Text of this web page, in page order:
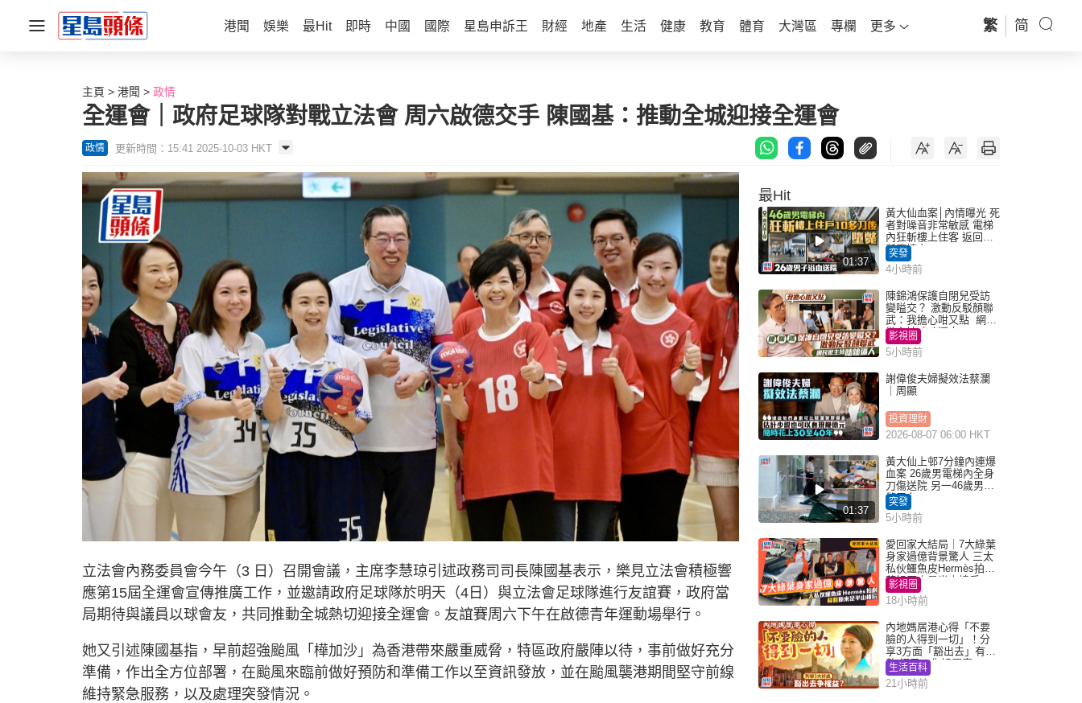
港聞 娛樂 最Hit 即時 中國 國際 星島申訴王 財經 地產 生活 健康 教育 體育 大灣區 專欄 更多 繁 简
主頁 港聞 政情
全運會｜政府足球隊對戰立法會 周六啟德交手 陳國基：推動全城迎接全運會
政情 更新時間：15:41 2025-10-03 HKT
立法會內務委員會今午（3 日）召開會議，主席李慧琼引述政務司司長陳國基表示，樂見立法會積極響
應第15屆全運會宣傳推廣工作，並邀請政府足球隊於明天（4日）與立法會足球隊進行友誼賽，政府當
局期待與議員以球會友，共同推動全城熱切迎接全運會。友誼賽周六下午在啟德青年運動場舉行。
她又引述陳國基指，早前超強颱風「樺加沙」為香港帶來嚴重威脅，特區政府嚴陣以待，事前做好充分
準備，作出全方位部署，在颱風來臨前做好預防和準備工作以至資訊發放，並在颱風襲港期間堅守前線
維持緊急服務，以及處理突發情況。
最Hit
01:37
黃大仙血案│內情曝光 死
者對噪音非常敏感 電梯
內狂斬樓上住客 返回住
所墮樓亡
突發
4小時前
陳錦鴻保護自閉兒受訪
變嗌交？ 激動反駁顏聯
武：我擔心咁又點 網民
批主持咄咄逼人
影視圈
5小時前
謝偉俊夫婦擬效法蔡瀾
｜周顯
投資理財
2026-08-07 06:00 HKT
01:37
黃大仙上邨7分鐘內連爆
血案 26歲男電梯內全身
刀傷送院 另一46歲男倒
斃平台
突發
5小時前
愛回家大結局｜7大綠葉
身家過億背景驚人 三太
私伙鱷魚皮Hermès拍劇
蘇姐原來是半山樓后
影視圈
18小時前
內地媽居港心得「不要
臉的人得到一切」！分
享3方面「豁出去」有著
數 網民：你好厲害
生活百科
21小時前